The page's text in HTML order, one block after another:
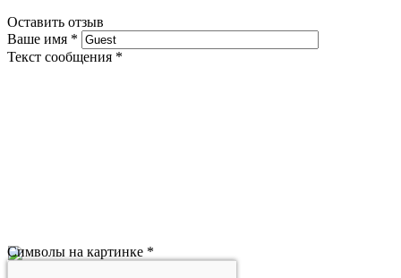
Оставить отзыв
Ваше имя *
Текст сообщения *
Символы на картинке *